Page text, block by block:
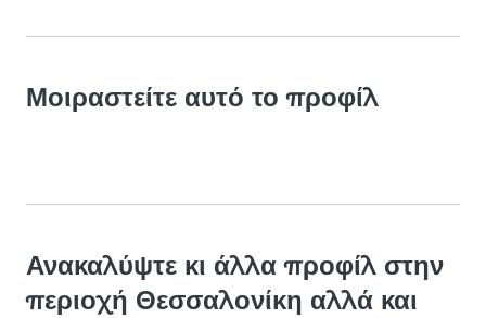
Μοιραστείτε αυτό το προφίλ
Ανακαλύψτε κι άλλα προφίλ στην
περιοχή Θεσσαλονίκη αλλά και